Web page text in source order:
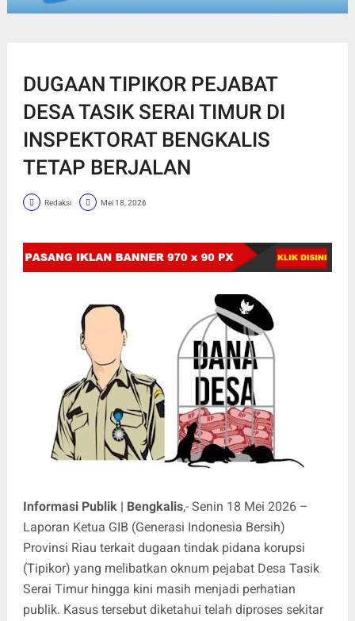
DUGAAN TIPIKOR PEJABAT
DESA TASIK SERAI TIMUR DI
INSPEKTORAT BENGKALIS
TETAP BERJALAN
Redaksi Mei 18, 2026
Informasi Publik | Bengkalis,- Senin 18 Mei 2026 –
Laporan Ketua GIB (Generasi Indonesia Bersih)
Provinsi Riau terkait dugaan tindak pidana korupsi
(Tipikor) yang melibatkan oknum pejabat Desa Tasik
Serai Timur hingga kini masih menjadi perhatian
publik. Kasus tersebut diketahui telah diproses sekitar